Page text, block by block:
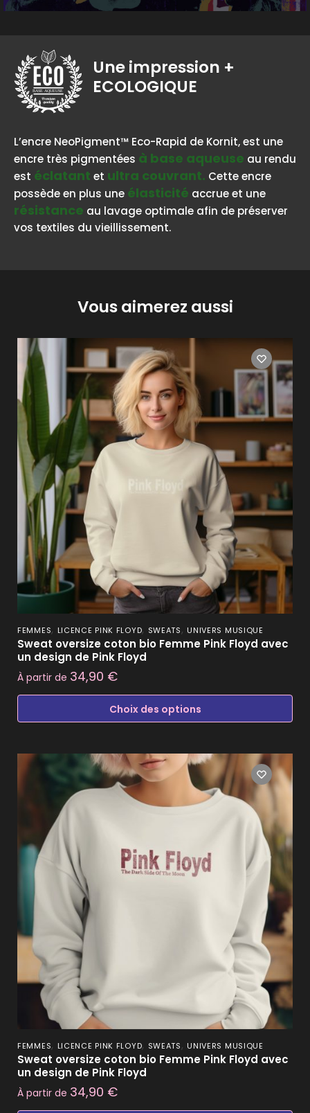
BASE AQUEUSE
Une impression +
ECOLOGIQUE
L’encre NeoPigment™ Eco-Rapid de Kornit, est une
encre très pigmentées à base aqueuse au rendu
est éclatant et ultra couvrant. Cette encre
possède en plus une élasticité accrue et une
résistance au lavage optimale afin de préserver
vos textiles du vieillissement.
Vous aimerez aussi
FEMMES, LICENCE PINK FLOYD, SWEATS, UNIVERS MUSIQUE
Sweat oversize coton bio Femme Pink Floyd avec
un design de Pink Floyd
À partir de 34,90 €
Choix des options
FEMMES, LICENCE PINK FLOYD, SWEATS, UNIVERS MUSIQUE
Sweat oversize coton bio Femme Pink Floyd avec
un design de Pink Floyd
À partir de 34,90 €